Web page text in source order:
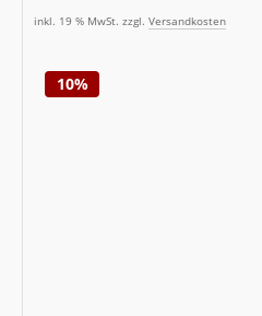
inkl. 19 % MwSt. zzgl. Versandkosten
10%